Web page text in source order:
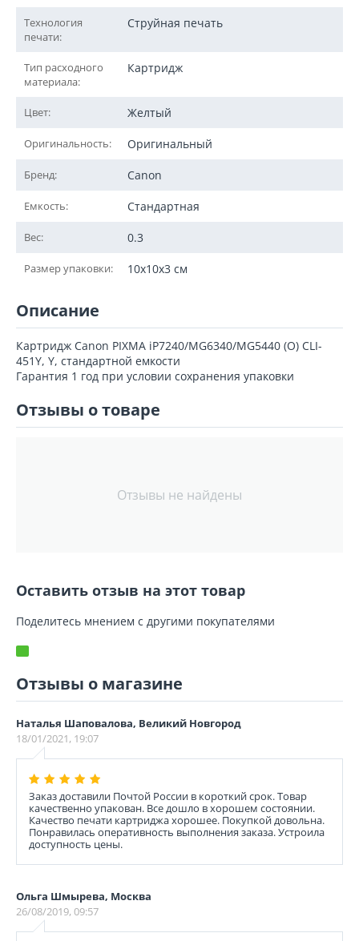
Технология
печати:
Струйная печать
Тип расходного
материала:
Картридж
Цвет: Желтый
Оригинальность: Оригинальный
Бренд: Canon
Емкость: Стандартная
Вес: 0.3
Размер упаковки: 10x10x3 см
Описание
Картридж Canon PIXMA iP7240/MG6340/MG5440 (O) CLI-
451Y, Y, стандартной емкости
Гарантия 1 год при условии сохранения упаковки
Отзывы о товаре
Отзывы не найдены
Оставить отзыв на этот товар
Поделитесь мнением с другими покупателями
Отзывы о магазине
Наталья Шаповалова, Великий Новгород
18/01/2021, 19:07
Заказ доставили Почтой России в короткий срок. Товар
качественно упакован. Все дошло в хорошем состоянии.
Качество печати картриджа хорошее. Покупкой довольна.
Понравилась оперативность выполнения заказа. Устроила
доступность цены.
Ольга Шмырева, Москва
26/08/2019, 09:57